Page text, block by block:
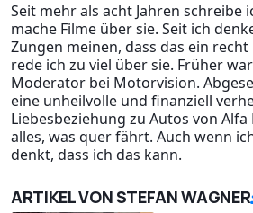
Seit mehr als acht Jahren schreibe
mache Filme über sie. Seit ich
Zungen meinen, dass das ein
rede ich zu viel über sie. Früher
Moderator bei Motorvision.
eine unheilvolle und finanziell
Liebesbeziehung zu Autos von
alles, was quer fährt. Auch wenn
denkt, dass ich das kann.
ARTIKEL VON STEFAN WAGNER